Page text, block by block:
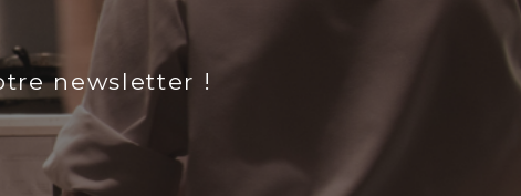
newsletter !